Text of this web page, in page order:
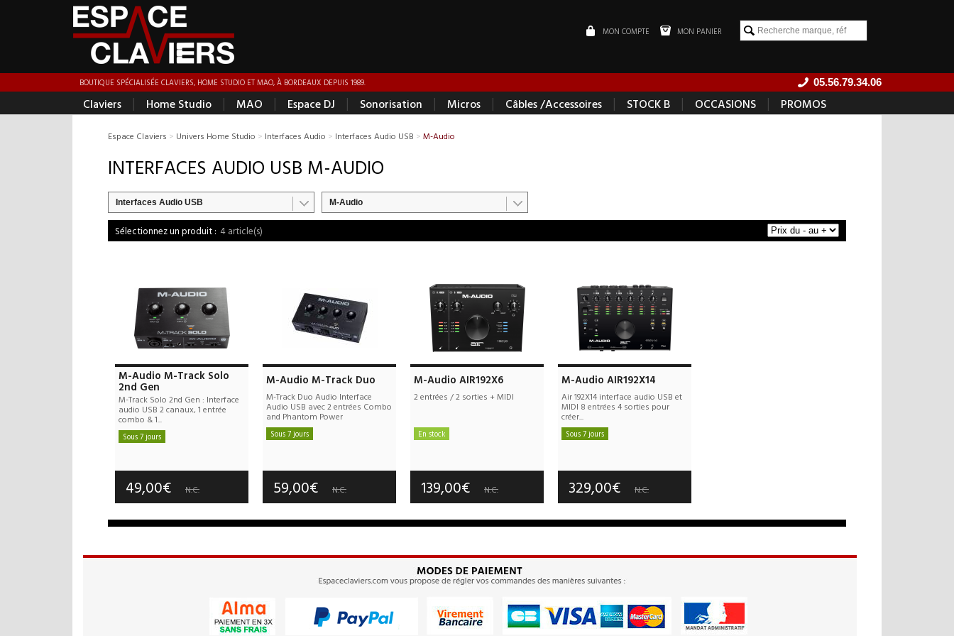
MON PANIER
MON COMPTE
05.56.79.34.06
BOUTIQUE SPÉCIALISÉE CLAVIERS, HOME STUDIO ET MAO, À BORDEAUX DEPUIS 1989.
Claviers | Home Studio | MAO | Espace DJ | Sonorisation | Micros | Câbles /Accessoires | STOCK B | OCCASIONS | PROMOS
Espace Claviers > Univers Home Studio > Interfaces Audio > Interfaces Audio USB > M-Audio
INTERFACES AUDIO USB M-AUDIO
Interfaces Audio USB M-Audio
4 article(s)
M-Audio M-Track Solo
2nd Gen
M-Track Solo 2nd Gen : Interface
audio USB 2 canaux, 1 entrée
combo & 1...
Sous 7 jours
Garantie :2 an(s)
49,00€ N.C.
M-Audio M-Track Duo
M-Track Duo Audio Interface
Audio USB avec 2 entrées Combo
and Phantom Power
Sous 7 jours
Garantie :2 an(s)
59,00€ N.C.
M-Audio AIR192X6
2 entrées / 2 sorties + MIDI
En stock
Garantie :2 an(s)
139,00€ N.C.
M-Audio AIR192X14
Air 192X14 interface audio USB et
MIDI 8 entrées 4 sorties pour
créer...
Sous 7 jours
Garantie :2 an(s)
329,00€ N.C.